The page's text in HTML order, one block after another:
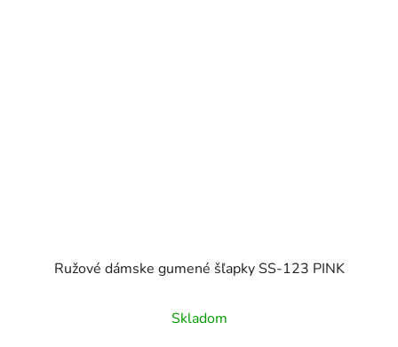
Ružové dámske gumené šľapky SS-123 PINK
Skladom